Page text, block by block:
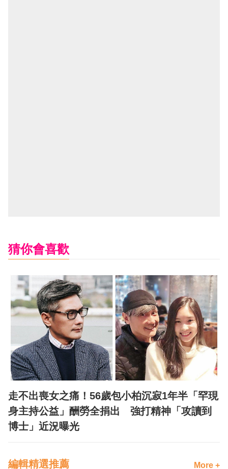
猜你會喜歡
走不出喪女之痛！56歲包小柏沉寂1年半「罕現
身主持公益」酬勞全捐出 強打精神「攻讀到
博士」近況曝光
編輯精選推薦 More +